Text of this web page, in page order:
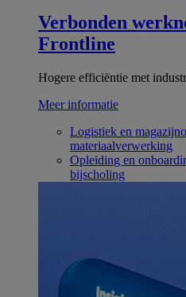
Verbonden
Frontline
Hogere efficiëntie met
Meer informatie
Logistiek en
materiaalverwerking
Opleiding en
bijscholing